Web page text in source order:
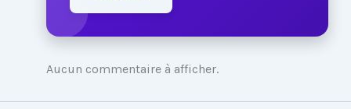
Aucun commentaire à afficher.